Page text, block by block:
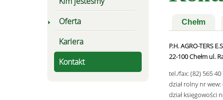
Oferta
Kariera
Kontakt
Chełm
P.H. AGRO-TERS
22-100 Chełm ul.
tel./fax: (82) 565
dział rolny nr
dział księgowości